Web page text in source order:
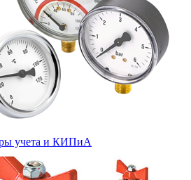
учета и КИПиА